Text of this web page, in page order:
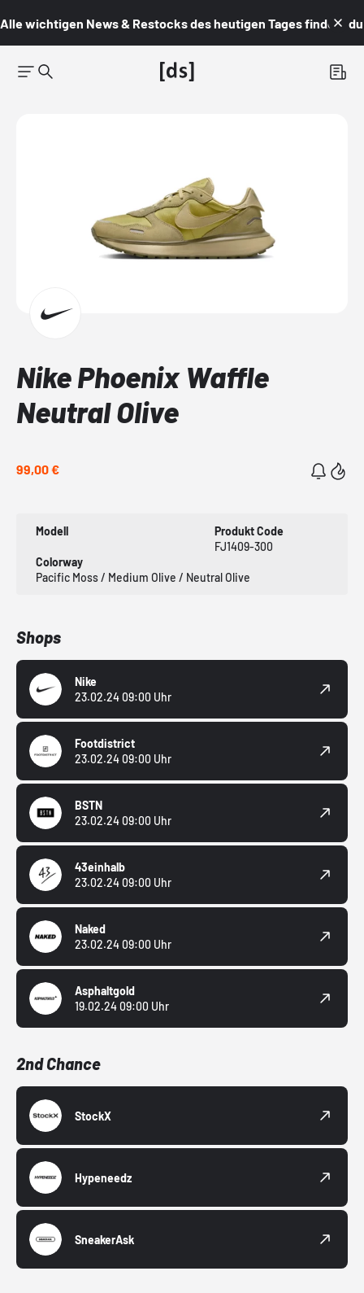
Alle wichtigen News & Restocks des heutigen Tages findest du
Nike Phoenix Waffle
Neutral Olive
99,00 €
Modell
Produkt Code
FJ1409-300
Colorway
Pacific Moss / Medium Olive / Neutral Olive
Shops
Nike
23.02.24 09:00 Uhr
Footdistrict
23.02.24 09:00 Uhr
BSTN
23.02.24 09:00 Uhr
43einhalb
23.02.24 09:00 Uhr
Naked
23.02.24 09:00 Uhr
Asphaltgold
19.02.24 09:00 Uhr
2nd Chance
StockX
Hypeneedz
SneakerAsk